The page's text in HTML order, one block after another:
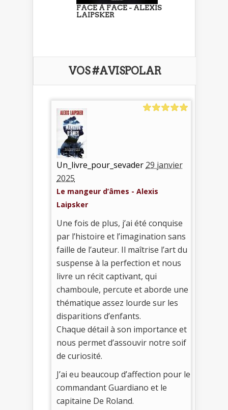
FACE À FACE - ALEXIS
LAIPSKER
VOS #AVISPOLAR
Un_livre_pour_sevader 29 janvier
2025
Le mangeur d’âmes - Alexis
Laipsker
Une fois de plus, j’ai été conquise
par l’histoire et l’imagination sans
faille de l’auteur. Il maîtrise l’art du
suspense à la perfection et nous
livre un récit captivant, qui
chamboule, percute et aborde une
thématique assez lourde sur les
disparitions d’enfants.
Chaque détail à son importance et
nous permet d’assouvir notre soif
de curiosité.
J’ai eu beaucoup d’affection pour le
commandant Guardiano et le
capitaine De Roland.